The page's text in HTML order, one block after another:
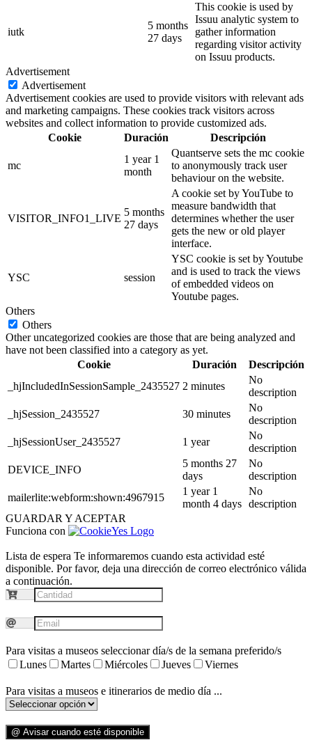
iutk
5 months
27 days
This cookie is used by
Issuu analytic system to
gather information
regarding visitor activity
on Issuu products.
Advertisement
Advertisement
Advertisement cookies are used to provide visitors with relevant ads
and marketing campaigns. These cookies track visitors across
websites and collect information to provide customized ads.
Cookie
Duración Descripción
mc
1 year 1
month
Quantserve sets the mc cookie
to anonymously track user
behaviour on the website.
VISITOR_INFO1_LIVE
5 months
27 days
A cookie set by YouTube to
measure bandwidth that
determines whether the user
gets the new or old player
interface.
YSC session
YSC cookie is set by Youtube
and is used to track the views
of embedded videos on
Youtube pages.
Others
Others
Other uncategorized cookies are those that are being analyzed and
have not been classified into a category as yet.
Cookie
Duración
Descripción
_hjIncludedInSessionSample_2435527 2 minutes
No
description
_hjSession_2435527
30 minutes
No
description
_hjSessionUser_2435527
1 year
No
description
DEVICE_INFO
5 months 27
days
No
description
mailerlite:webform:shown:4967915
1 year 1
month 4 days
No
description
GUARDAR Y ACEPTAR
Funciona con
Lista de espera Te informaremos cuando esta actividad esté
disponible. Por favor, deja una dirección de correo electrónico válida
a continuación.
Para visitas a museos seleccionar día/s de la semana preferido/s
Lunes
Martes Miércoles Jueves Viernes
Para visitas a museos e itinerarios de medio día ...
@ Avisar cuando esté disponible